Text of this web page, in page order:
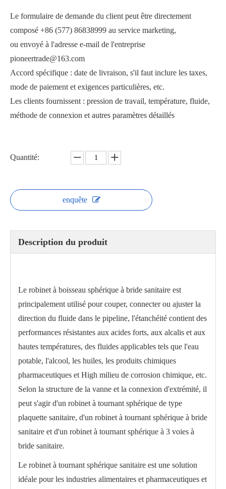
Robinet à tournant sphérique fileté sanitaire WQ21F Vanne à boisseau sphérique sanitaire WSQ72F
Vanne à boisseau sphérique 3 voies à bride sanitaire WSQ75F Vanne à boisseau sphérique 3 voies à bride libre sanitaire WQ945F
Robinet à tournant sphérique fileté sanitaire WQ21F
Le formulaire de demande du client peut être directement
composé +86 (577) 86838999 au service marketing,
ou envoyé à l'adresse e-mail de l'entreprise
pioneertrade@163.com
Accord spécifique : date de livraison, s'il faut inclure les taxes,
mode de paiement et exigences particulières, etc.
Les clients fournissent : pression de travail, température, fluide,
méthode de connexion et autres paramètres détaillés
Quantité:
enquête
Description du produit
Le robinet à boisseau sphérique à bride sanitaire est
principalement utilisé pour couper, connecter ou ajuster la
direction du fluide dans le pipeline, l'étanchéité contient des
performances résistantes aux acides forts, aux alcalis et aux
hautes températures, des fluides applicables tels que l'eau
potable, l'alcool, les huiles, les produits chimiques
pharmaceutiques et High milieu de corrosion chimique, etc.
Selon la structure de la vanne et la connexion d'extrémité, il
peut s'agir d'un robinet à tournant sphérique de type
plaquette sanitaire, d'un robinet à tournant sphérique à bride
sanitaire et d'un robinet à tournant sphérique à 3 voies à
bride sanitaire.
Le robinet à tournant sphérique sanitaire est une solution
idéale pour les industries alimentaires et pharmaceutiques et